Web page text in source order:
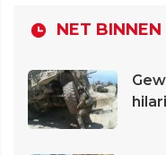
NET BINNEN